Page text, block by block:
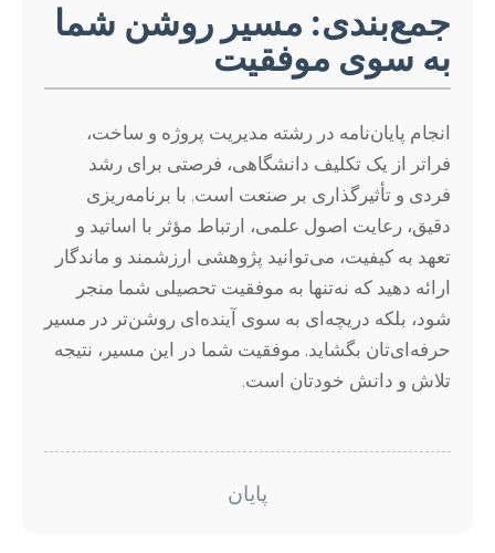
جمع‌بندی: مسیر روشن شما
به سوی موفقیت
انجام پایان‌نامه در رشته مدیریت پروژه و ساخت،
فراتر از یک تکلیف دانشگاهی، فرصتی برای رشد
فردی و تأثیرگذاری بر صنعت است. با برنامه‌ریزی
دقیق، رعایت اصول علمی، ارتباط مؤثر با اساتید و
تعهد به کیفیت، می‌توانید پژوهشی ارزشمند و ماندگار
ارائه دهید که نه‌تنها به موفقیت تحصیلی شما منجر
شود، بلکه دریچه‌ای به سوی آینده‌ای روشن‌تر در مسیر
حرفه‌ای‌تان بگشاید. موفقیت شما در این مسیر، نتیجه
تلاش و دانش خودتان است.
پایان